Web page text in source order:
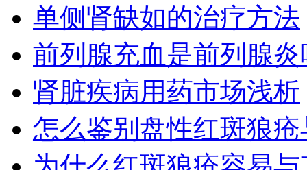
单侧肾缺如的治疗方法
前列腺充血是前列腺炎
肾脏疾病用药市场浅析
怎么鉴别盘性红斑狼